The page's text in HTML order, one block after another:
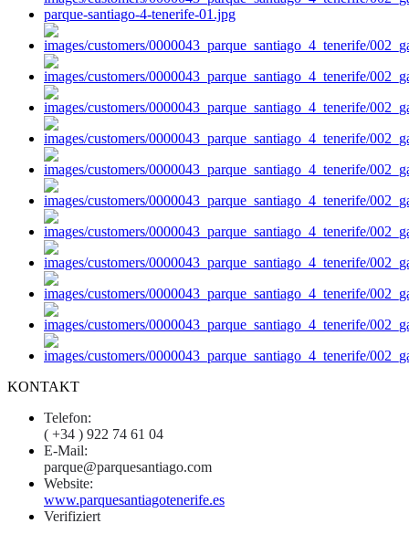
KONTAKT
Telefon:
( +34 ) 922 74 61 04
E-Mail:
parque@parquesantiago.com
Website:
www.parquesantiagotenerife.es
Verifiziert